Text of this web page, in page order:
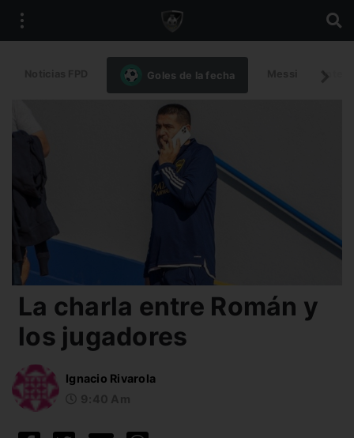
Goles de la fecha
La charla entre Román y
los jugadores
Ignacio Rivarola